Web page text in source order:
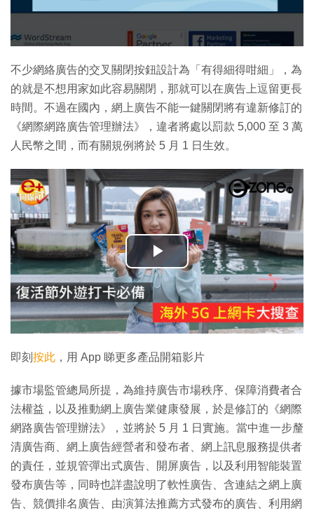
不少網絡廣告的交叉關閉按鈕設計為「有得細得咁細」，為
的就是不想用家如此容易關閉，那就可以在廣告上逗留更長
時間。不過在國內，網上廣告不能一鍵關閉將有違新修訂的
《網際網路廣告管理辦法》，違者將處以罰款 5,000 至 3 萬
人民幣之間，而有關規例將於 5 月 1 日生效。
播
放
影
片
即刻 按此 ，用 App 睇更多產品開箱影片
據市場監管總局所提，為維持廣告市場秩序、保障消費者合
法權益，以及推動網上廣告業健康發展，於是修訂的《網際
網路廣告管理辦法》，並將於 5 月 1 日實施。當中進一步釐
清廣告商、網上廣告經營者和發布者、網上訊息服務提供者
的責任，並規管彈出式廣告、開屏廣告，以及利用智能裝置
發布廣告等，同時也詳盡說明了軟性廣告、含連結之網上廣
告、競價排名廣告、由演算法推薦方式發布的廣告、利用網